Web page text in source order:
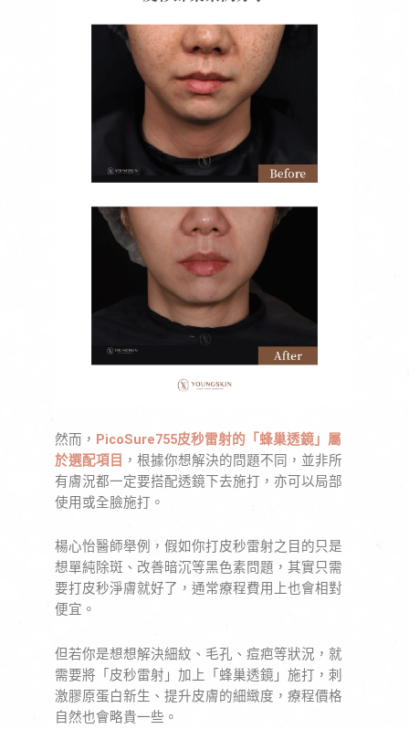
然而， PicoSure755皮秒雷射的「蜂巢透鏡」屬
於選配項目 ，根據你想解決的問題不同，並非所
有膚況都一定要搭配透鏡下去施打，亦可以局部
使用或全臉施打。
楊心怡醫師舉例，假如你打皮秒雷射之目的只是
想單純除斑、改善暗沉等黑色素問題，其實只需
要打皮秒淨膚就好了，通常療程費用上也會相對
便宜。
但若你是想想解決細紋、毛孔、痘疤等狀況，就
需要將「皮秒雷射」加上「蜂巢透鏡」施打，刺
激膠原蛋白新生、提升皮膚的細緻度，療程價格
自然也會略貴一些。